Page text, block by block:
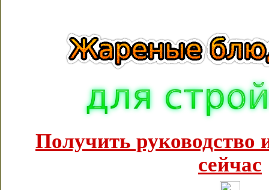
Получить руководство
сейчас